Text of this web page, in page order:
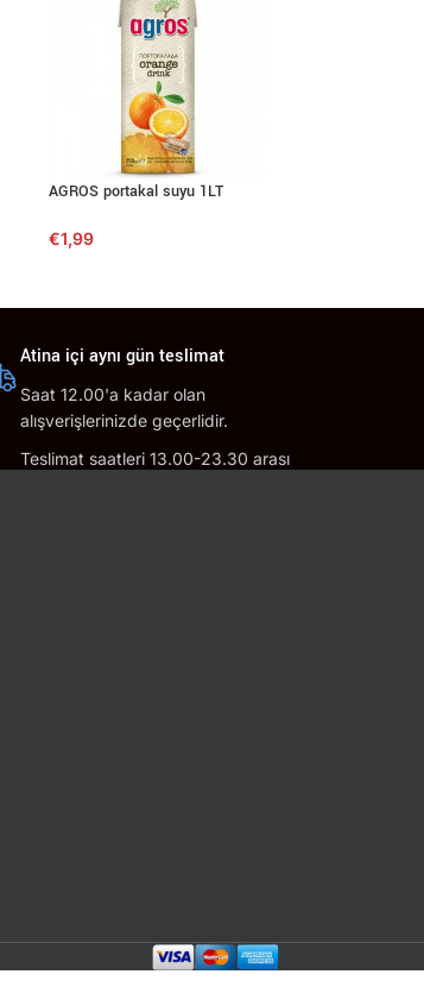
AGROS portakal suyu 1LT
€1,99
Atina içi aynı gün teslimat
Saat 12.00'a kadar olan
alışverişlerinizde geçerlidir.
Teslimat saatleri 13.00-23.30 arası